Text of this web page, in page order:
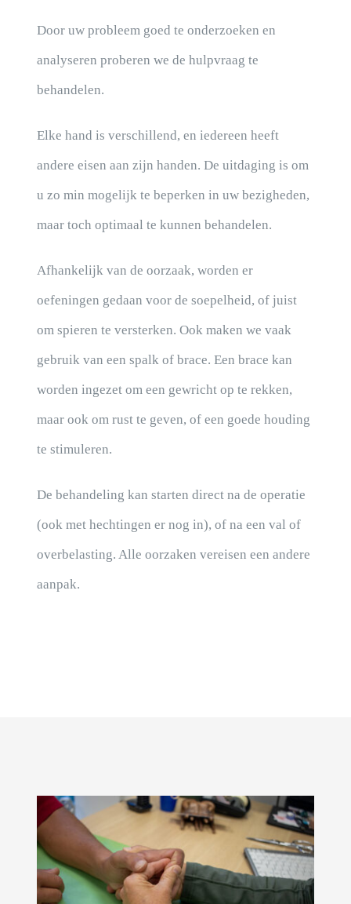
CONTACT
Door uw probleem goed te onderzoeken en
analyseren proberen we de hulpvraag te
behandelen.
Elke hand is verschillend, en iedereen heeft
andere eisen aan zijn handen. De uitdaging is om
u zo min mogelijk te beperken in uw bezigheden,
maar toch optimaal te kunnen behandelen.
Afhankelijk van de oorzaak, worden er
oefeningen gedaan voor de soepelheid, of juist
om spieren te versterken. Ook maken we vaak
gebruik van een spalk of brace. Een brace kan
worden ingezet om een gewricht op te rekken,
maar ook om rust te geven, of een goede houding
te stimuleren.
De behandeling kan starten direct na de operatie
(ook met hechtingen er nog in), of na een val of
overbelasting. Alle oorzaken vereisen een andere
aanpak.